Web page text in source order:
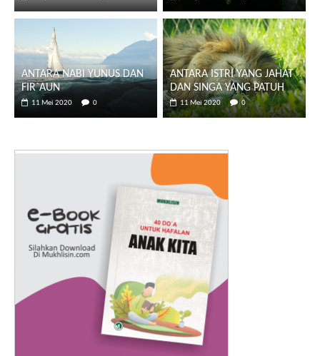
ANTARA NABI YUNUS DAN
FIR`AUN
11 Mei 2020 0
ANTARA ISTRI YANG JAHAT
DAN SINGA YANG PATUH
11 Mei 2020 0